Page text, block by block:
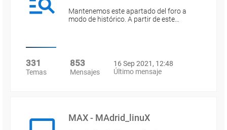
Mantenemos este apartado del foro a
modo de histórico. A partir de este…
331
Temas
853
Mensajes
16 Sep 2021, 12:48
Último mensaje
MAX - MAdrid_linuX